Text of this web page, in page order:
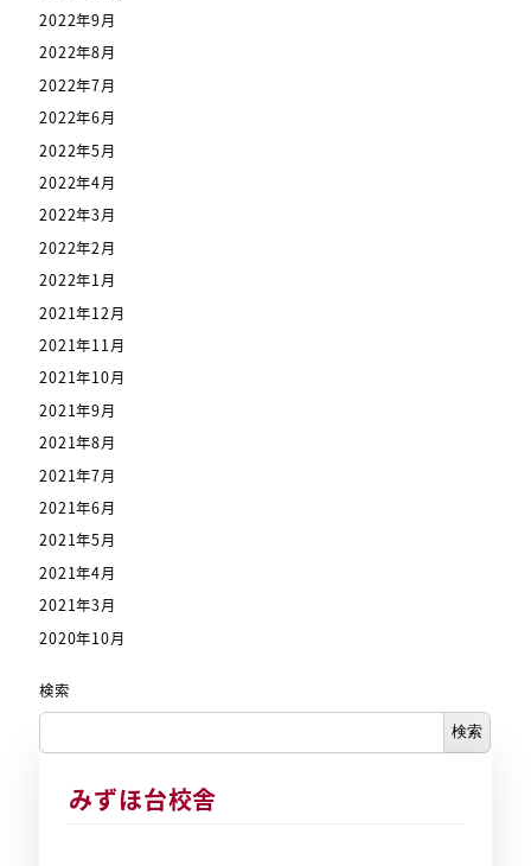
2022年9月
2022年8月
2022年7月
2022年6月
2022年5月
2022年4月
2022年3月
2022年2月
2022年1月
2021年12月
2021年11月
2021年10月
2021年9月
2021年8月
2021年7月
2021年6月
2021年5月
2021年4月
2021年3月
2020年10月
検索
検索
みずほ台校舎